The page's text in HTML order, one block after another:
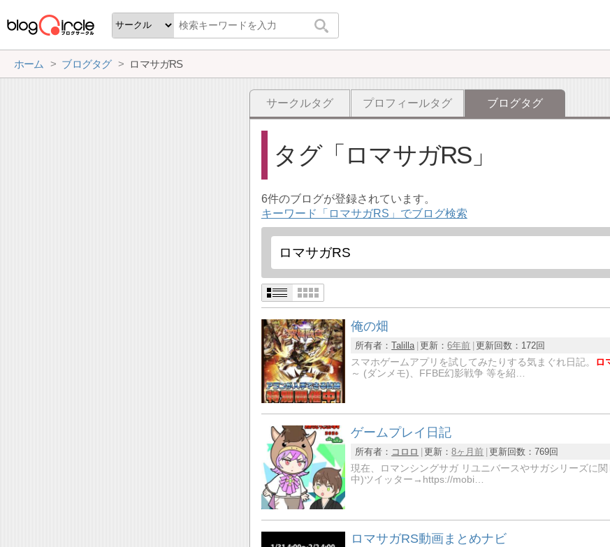
ホーム ブログタグ ロマサガRS
サークルタグ プロフィールタグ ブログタグ
タグ ロマサガRS
6件のブログが登録されています。
キーワード「ロマサガRS」でブログ検索
俺の畑
所有者：Talilla 更新：6年前 更新回数： 172回
スマホゲームアプリを試してみたりする気まぐれ日記。
ロ
～ (ダンメモ)、FFBE幻影戦争 等を紹…
ゲームプレイ日記
所有者： コロロ 更新：8ヶ月前 更新回数：769回
現在、ロマンシングサガ リユニバースやサガシリーズに
中)ツイッター→https://mobi…
ロマサガRS動画まとめナビ